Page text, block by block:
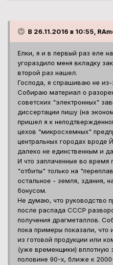
В 26.11.2016 в 10:55,
Елки, я и в первый раз еле
угораздило меня вкладку
второй раз нашел.
Господа, я спрашиваю не
Собираю материал о
советских "электронных"
диссертации пишу (на
пришел я к
цехов "микросхемных"
центральных городах вроде
далеко не единственным и
И что заплаченные во время
"отбиты" только на
остальное - земля, здания,
бонусом.
Не думаю, что руководство
после распада СССР
получения драгметаллов.
пока примеры показали, что
из готовой продукции или
(уже временщики) вплотную
половине 90-х, ближе к